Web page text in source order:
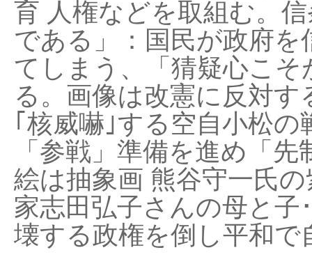
育 人権などを取組む。
である」：国民が政府
てしまう、「猜疑心こ
る。画像は改憲に反対
｢核威嚇｣する空自小松
「参戦」準備を進め「
絵は抽象画 熊谷守一氏
家志田弘子さんの母と子
壊する政権を倒し平和